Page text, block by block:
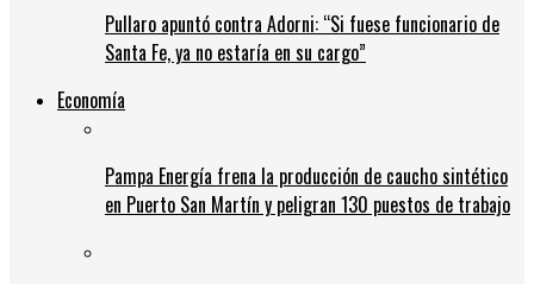
Pullaro apuntó contra Adorni: “Si fuese funcionario de
Santa Fe, ya no estaría en su cargo”
Economía
Pampa Energía frena la producción de caucho sintético
en Puerto San Martín y peligran 130 puestos de trabajo